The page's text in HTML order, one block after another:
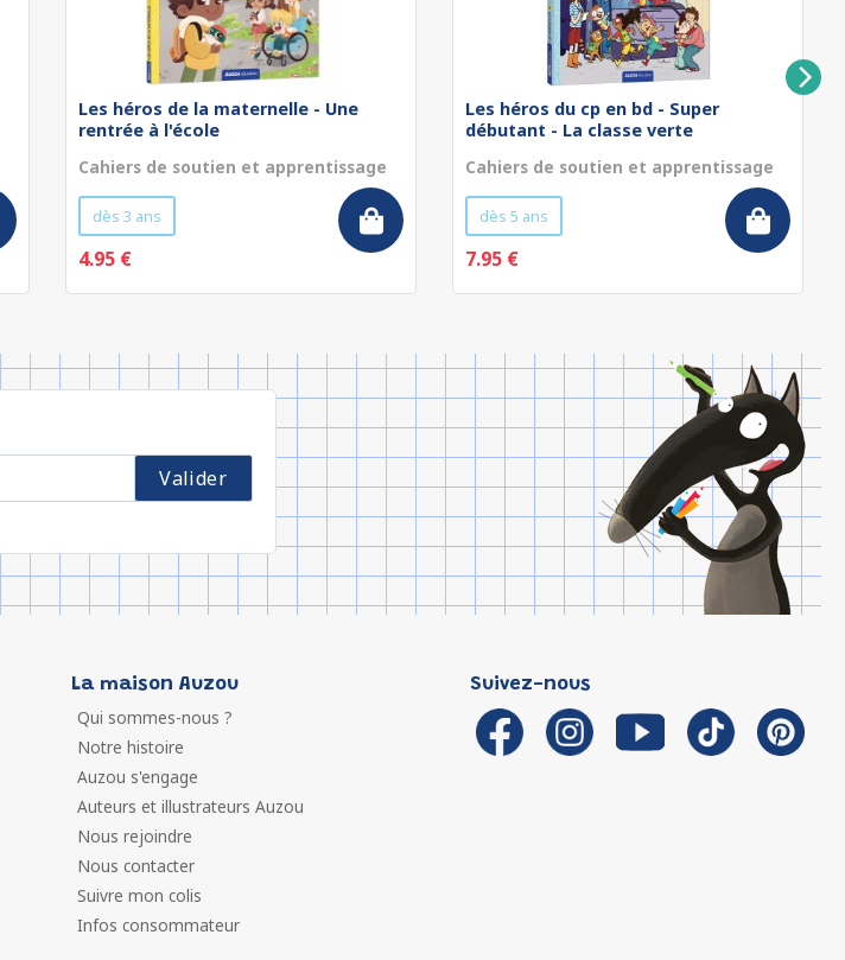
Les héros de la maternelle - Une
rentrée à l'école
Cahiers de soutien et apprentissage
dès 3 ans
4.95 €
Les héros du cp en bd - Super
débutant - La classe verte
Cahiers de soutien et apprentissage
dès 5 ans
7.95 €
La maison Auzou
Qui sommes-nous ?
Notre histoire
Auzou s'engage
Auteurs et illustrateurs Auzou
Nous rejoindre
Nous contacter
Suivre mon colis
Infos consommateur
Suivez-nous